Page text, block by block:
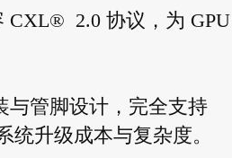
CXL® 2.0 协议，为 GPU
与管脚设计，完全支持
升级成本与复杂度。